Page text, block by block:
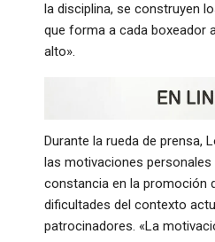
la disciplina, se construyen
que forma a cada boxeador
alto».
Durante la rueda de prensa,
las motivaciones personales
constancia en la promoción
dificultades del contexto
patrocinadores. «La